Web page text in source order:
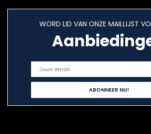
WORD LID VAN ONZE MAILLIJST